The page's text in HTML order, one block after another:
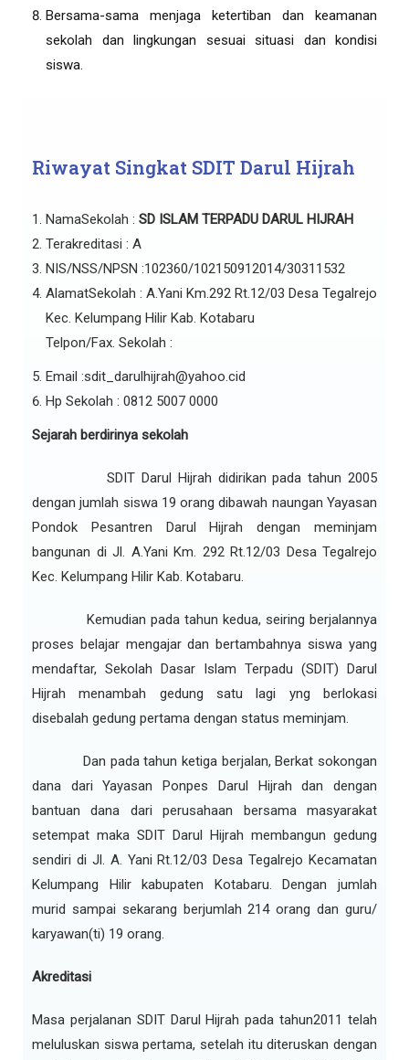
Bersama-sama menjaga ketertiban dan keamanan
sekolah dan lingkungan sesuai situasi dan kondisi
siswa.
Riwayat Singkat SDIT Darul Hijrah
NamaSekolah : SD ISLAM TERPADU DARUL HIJRAH
Terakreditasi : A
NIS/NSS/NPSN :102360/102150912014/30311532
AlamatSekolah : A.Yani Km.292 Rt.12/03 Desa Tegalrejo
Kec. Kelumpang Hilir Kab. Kotabaru
Telpon/Fax. Sekolah :
Email :sdit_darulhijrah@yahoo.cid
Hp Sekolah : 0812 5007 0000
Sejarah berdirinya sekolah
SDIT Darul Hijrah didirikan pada tahun 2005
dengan jumlah siswa 19 orang dibawah naungan Yayasan
Pondok Pesantren Darul Hijrah dengan meminjam
bangunan di Jl. A.Yani Km. 292 Rt.12/03 Desa Tegalrejo
Kec. Kelumpang Hilir Kab. Kotabaru.
Kemudian pada tahun kedua, seiring berjalannya
proses belajar mengajar dan bertambahnya siswa yang
mendaftar, Sekolah Dasar Islam Terpadu (SDIT) Darul
Hijrah menambah gedung satu lagi yng berlokasi
disebalah gedung pertama dengan status meminjam.
Dan pada tahun ketiga berjalan, Berkat sokongan
dana dari Yayasan Ponpes Darul Hijrah dan dengan
bantuan dana dari perusahaan bersama masyarakat
setempat maka SDIT Darul Hijrah membangun gedung
sendiri di Jl. A. Yani Rt.12/03 Desa Tegalrejo Kecamatan
Kelumpang Hilir kabupaten Kotabaru. Dengan jumlah
murid sampai sekarang berjumlah 214 orang dan guru/
karyawan(ti) 19 orang.
Akreditasi
Masa perjalanan SDIT Darul Hijrah pada tahun2011 telah
meluluskan siswa pertama, setelah itu diteruskan dengan